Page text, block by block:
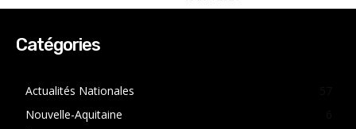
Catégories
Actualités Nationales
Nouvelle-Aquitaine